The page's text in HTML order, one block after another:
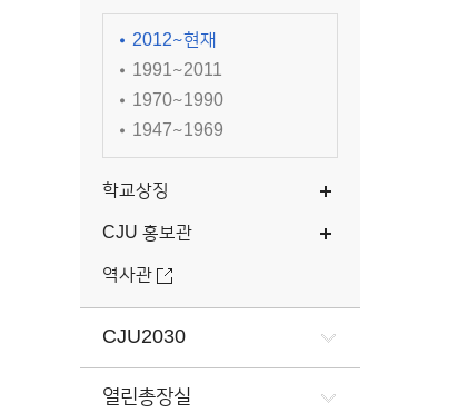
2012~현재
1991~2011
1970~1990
1947~1969
학교상징
CJU 홍보관
역사관
CJU2030
열린총장실